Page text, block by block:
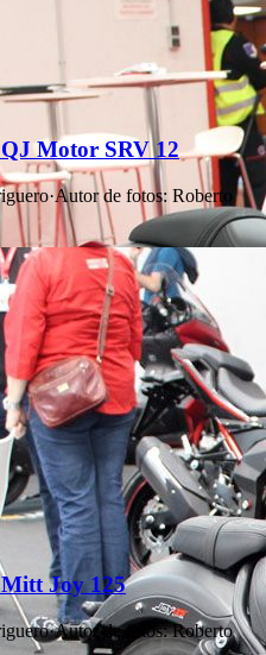
Motor SRV 12
·Autor de fotos: Roberto
Joy 125
·Autor de fotos: Roberto